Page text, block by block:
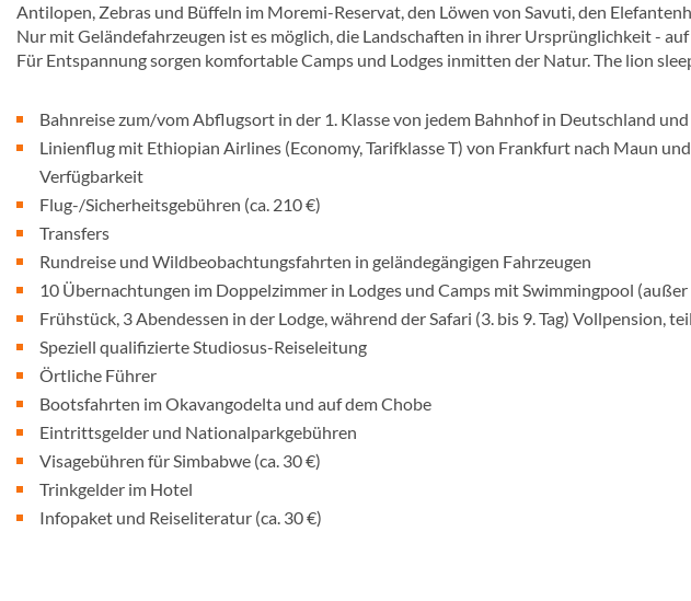
Antilopen, Zebras und Büffeln im Moremi-Reservat, den Löwen von Savuti, den
Nur mit Geländefahrzeugen ist es möglich, die Landschaften in ihrer Ursprünglichkeit -
Für Entspannung sorgen komfortable Camps und Lodges inmitten der Natur. The lion
Bahnreise zum/vom Abflugsort in der 1. Klasse von jedem Bahnhof in Deutschland
Linienflug mit Ethiopian Airlines (Economy, Tarifklasse T) von Frankfurt nach Maun
Verfügbarkeit
Flug-/Sicherheitsgebühren (ca. 210 €)
Transfers
Rundreise und Wildbeobachtungsfahrten in geländegängigen Fahrzeugen
10 Übernachtungen im Doppelzimmer in Lodges und Camps mit Swimmingpool
Frühstück, 3 Abendessen in der Lodge, während der Safari (3. bis 9. Tag) Vollpension,
Speziell qualifizierte Studiosus-Reiseleitung
Örtliche Führer
Bootsfahrten im Okavangodelta und auf dem Chobe
Eintrittsgelder und Nationalparkgebühren
Visagebühren für Simbabwe (ca. 30 €)
Trinkgelder im Hotel
Infopaket und Reiseliteratur (ca. 30 €)